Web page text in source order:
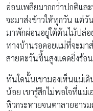
อ่อนเพลียมากกว่าปกติแล
จะมาส่งข้าวให้ทุกวัน แต่วั
มาพักผ่อนอยู่ใต้ต้นไม้ปล่อ
ทางบ้านรอคอยแม่ที่จะมา
สายตะวันขึ้นสูงแดดยิ่งร้อ
ทันใดนั้นเขามองเห็นแม่เ
น้อย เขารู้สึกไม่พอใจที่แม่
หิวกระหายจนตาลายอาร